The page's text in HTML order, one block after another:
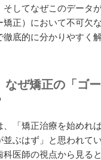
そしてなぜこのデータ
矯正）において不可欠
底的に分かりやすく解
なぜ矯正の「ゴ
、「矯正治療を始めれ
ぶはず」と思われて
医師の視点から見る